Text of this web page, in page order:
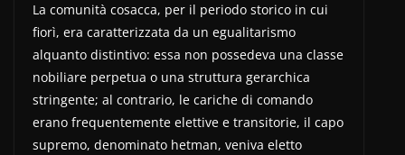
La comunità cosacca, per il periodo storico in cui
fiorì, era caratterizzata da un egualitarismo
alquanto distintivo: essa non possedeva una classe
nobiliare perpetua o una struttura gerarchica
stringente; al contrario, le cariche di comando
erano frequentemente elettive e transitorie, il capo
supremo, denominato hetman, veniva eletto